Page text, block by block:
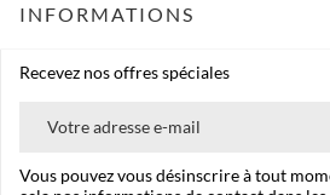
INFORMATIONS
Recevez nos offres spéciales
Vous pouvez vous désinscrire à tout